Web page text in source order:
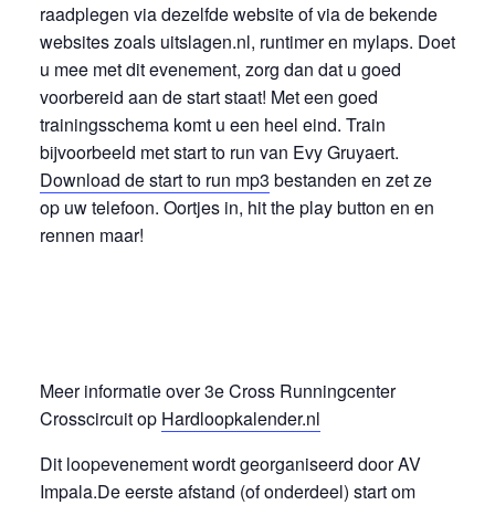
raadplegen via dezelfde website of via de bekende
websites zoals uitslagen.nl, runtimer en mylaps. Doet
u mee met dit evenement, zorg dan dat u goed
voorbereid aan de start staat! Met een goed
trainingsschema komt u een heel eind. Train
bijvoorbeeld met start to run van Evy Gruyaert.
Download de start to run mp3 bestanden en zet ze
op uw telefoon. Oortjes in, hit the play button en en
rennen maar!
Meer informatie over 3e Cross Runningcenter
Crosscircuit op Hardloopkalender.nl
Dit loopevenement wordt georganiseerd door AV
Impala.De eerste afstand (of onderdeel) start om